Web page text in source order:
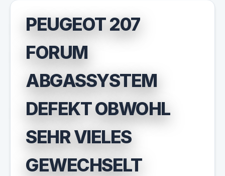
PEUGEOT 207
FORUM
ABGASSYSTEM
DEFEKT OBWOHL
SEHR VIELES
GEWECHSELT